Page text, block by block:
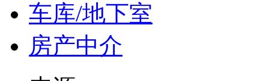
车库/地下室
房产中介